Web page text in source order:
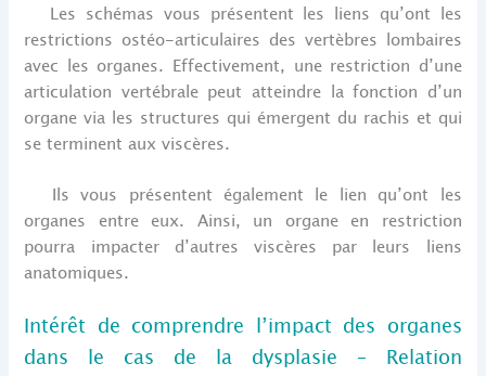
Les schémas vous présentent les liens qu’ont les
restrictions ostéo-articulaires des vertèbres lombaires
avec les organes. Effectivement, une restriction d’une
articulation vertébrale peut atteindre la fonction d’un
organe via les structures qui émergent du rachis et qui
se terminent aux viscères.
Ils vous présentent également le lien qu’ont les
organes entre eux. Ainsi, un organe en restriction
pourra impacter d’autres viscères par leurs liens
anatomiques.
Intérêt de comprendre l’impact des organes
dans le cas de la dysplasie – Relation